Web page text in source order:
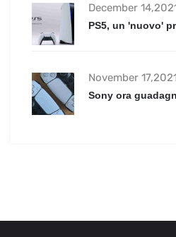
December
PS5, un 'nuovo'
November
Sony ora